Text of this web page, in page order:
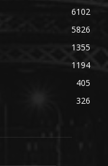
6102
5826
1355
1194
405
326